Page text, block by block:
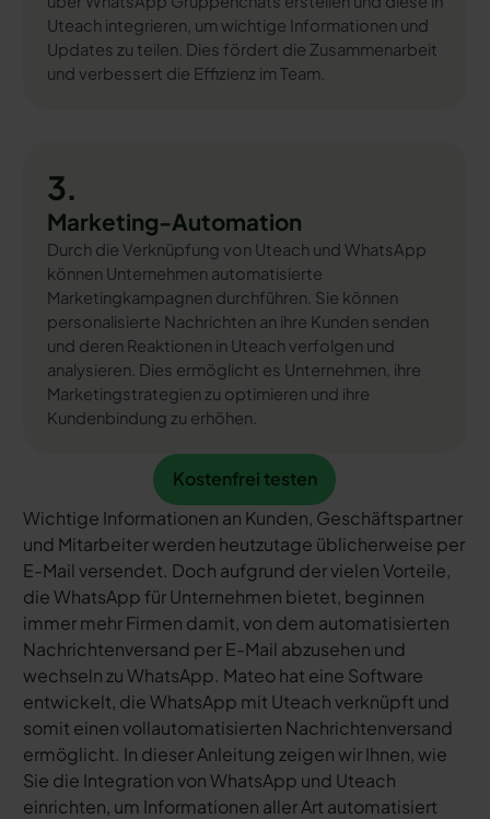
Uteach integrieren, um wichtige Informationen und
Updates zu teilen. Dies fördert die Zusammenarbeit
und verbessert die Effizienz im Team.
3.
Marketing-Automation
Durch die Verknüpfung von Uteach und WhatsApp
können Unternehmen automatisierte
Marketingkampagnen durchführen. Sie können
personalisierte Nachrichten an ihre Kunden senden
und deren Reaktionen in Uteach verfolgen und
analysieren. Dies ermöglicht es Unternehmen, ihre
Marketingstrategien zu optimieren und ihre
Kundenbindung zu erhöhen.
Kostenfrei testen
Kostenfrei testen
Wichtige Informationen an Kunden, Geschäftspartner
und Mitarbeiter werden heutzutage üblicherweise per
E-Mail versendet. Doch aufgrund der vielen Vorteile,
die WhatsApp für Unternehmen bietet, beginnen
immer mehr Firmen damit, von dem automatisierten
Nachrichtenversand per E-Mail abzusehen und
wechseln zu WhatsApp. Mateo hat eine Software
entwickelt, die WhatsApp mit Uteach verknüpft und
somit einen vollautomatisierten Nachrichtenversand
ermöglicht. In dieser Anleitung zeigen wir Ihnen, wie
Sie die Integration von WhatsApp und Uteach
einrichten, um Informationen aller Art automatisiert